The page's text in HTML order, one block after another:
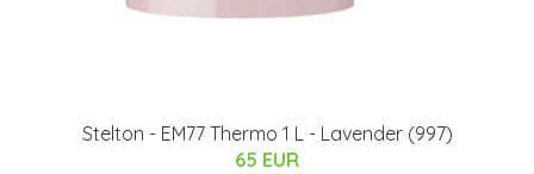
Stelton - EM77 Thermo 1 L - Lavender (997)
65 EUR